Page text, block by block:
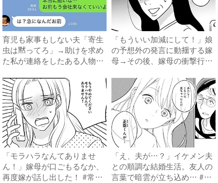
育児も家事もしない夫「寄生
虫は黙ってろ」→助けを求め
た私が連絡をしたある人物と
「もういい加減にして！」娘
の予想外の発言に動揺する嫁
母→その後、嫁母の衝撃行動
「モラハラなんてありませ
ん！」嫁母が口ごもるなか、
再度嫁が話し出した！ #常識
「え、夫が…？」イケメン夫
との順調な結婚生活。友人の
言葉で暗雲が立ち込め… #